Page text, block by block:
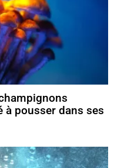
à pousser dans ses